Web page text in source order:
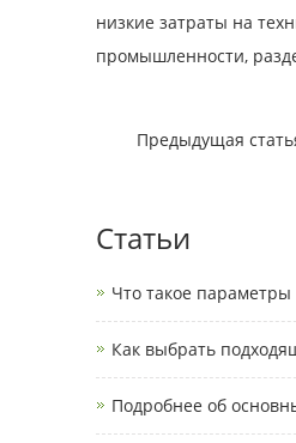
низкие затраты на
промышленности,
Предыдущая
Статьи
Что такое
Как выбрать
Подробнее об